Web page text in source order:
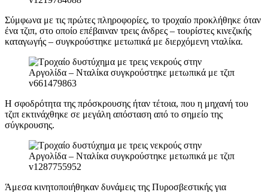
Σύμφωνα με τις πρώτες πληροφορίες, το τροχαίο προκλήθηκε όταν
ένα τζιπ, στο οποίο επέβαιναν τρεις άνδρες – τουρίστες κινεζικής
καταγωγής – συγκρούστηκε μετωπικά με διερχόμενη νταλίκα.
Η σφοδρότητα της πρόσκρουσης ήταν τέτοια, που η μηχανή του
τζιπ εκτινάχθηκε σε μεγάλη απόσταση από το σημείο της
σύγκρουσης.
Άμεσα κινητοποιήθηκαν δυνάμεις της Πυροσβεστικής για